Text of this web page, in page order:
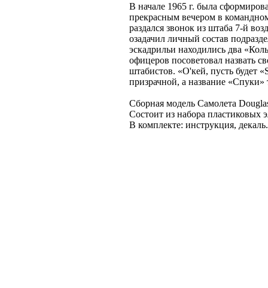
В начале 1965 г. была
прекрасным вечером в
раздался звонок из штаба 7-й
озадачил личный состав
эскадрильи находились два
офицеров посоветовал назвать
штабистов. «О'кей, пусть будет
призрачной, а название «Спуки»
Сборная модель Самолета
Состоит из набора пластиковых
В комплекте: инструкция, декаль.